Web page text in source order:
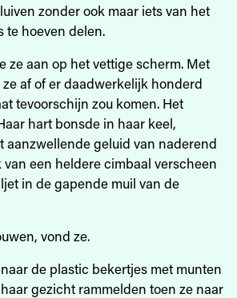
zonder ook maar iets van het
te hoeven delen.
ze aan op het vettige scherm. Met
af of er daadwerkelijk honderd
tevoorschijn zou komen. Het
hart bonsde in haar keel,
aanzwellende geluid van naderend
een heldere cimbaal verscheen
in de gapende muil van de
vond ze.
de plastic bekertjes met munten
gezicht rammelden toen ze naar